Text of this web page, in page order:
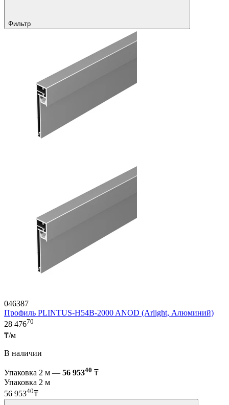
Фильтр
046387
Профиль PLINTUS-H54B-2000 ANOD (Arlight, Алюминий)
28 47670
₸/м
В наличии
Упаковка 2 м — 56 95340 ₸
Упаковка 2 м
56 95340₸